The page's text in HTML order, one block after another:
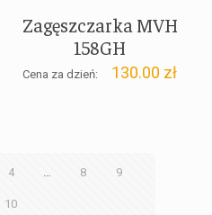
Zagęszczarka MVH
158GH
Cena za dzień: 130.00 zł
4 … 8 9
10